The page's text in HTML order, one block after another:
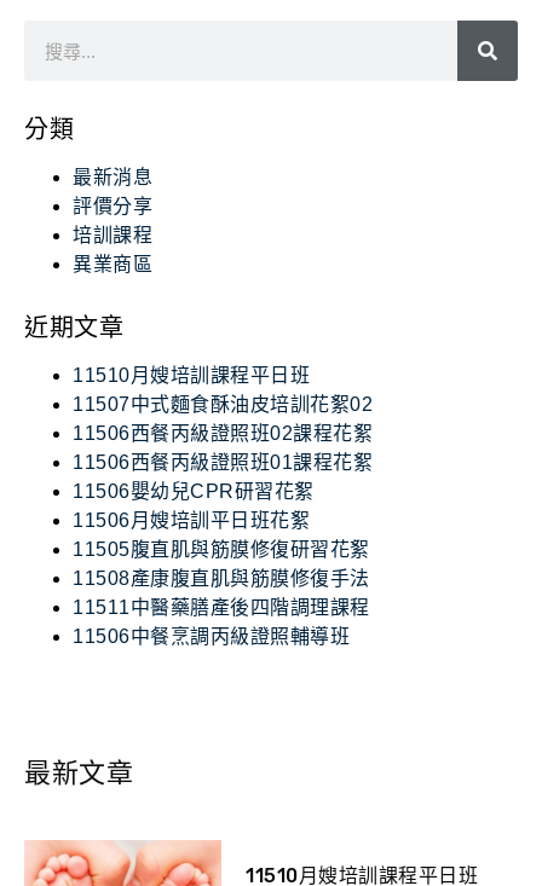
分類
最新消息
評價分享
培訓課程
異業商區
近期文章
11510月嫂培訓課程平日班
11507中式麵食酥油皮培訓花絮02
11506西餐丙級證照班02課程花絮
11506西餐丙級證照班01課程花絮
11506嬰幼兒CPR研習花絮
11506月嫂培訓平日班花絮
11505腹直肌與筋膜修復研習花絮
11508產康腹直肌與筋膜修復手法
11511中醫藥膳產後四階調理課程
11506中餐烹調丙級證照輔導班
最新文章
11510月嫂培訓課程平日班